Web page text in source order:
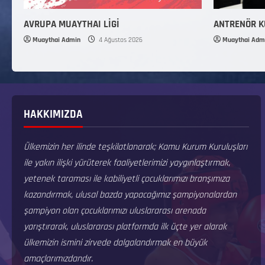
AVRUPA MUAYTHAI LİGİ
Muaythai Admin 4 Ağustos 2026
ANTRENÖR
Muaythai
HAKKIMIZDA
Ülkemizin her ilinde teşkilatlanarak; Kamu Kurum Kuruluşları
ile yakın ilişki yürüterek faaliyetlerimizi yaygınlaştırmak,
yetenek taraması ile kabiliyetli çocuklarımızı branşımıza
kazandırmak, ulusal bazda yapacağımız şampiyonalardan
şampiyon olan çocuklarımızı uluslararası arenada
yarıştırarak, uluslararası platformda ilk üçte yer alarak
ülkemizin ismini zirvede dalgalandırmak en büyük
amaçlarımızdandır.